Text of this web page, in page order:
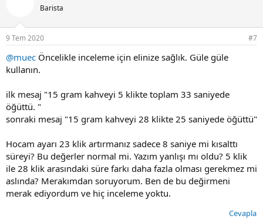
Barista
9 Tem 2020 #7
@muec Öncelikle inceleme için elinize sağlık. Güle güle
kullanın.
ilk mesaj "15 gram kahveyi 5 klikte toplam 33 saniyede
öğüttü. "
sonraki mesaj "15 gram kahveyi 28 klikte 25 saniyede öğüttü"
Hocam ayarı 23 klik artırmanız sadece 8 saniye mi kısalttı
süreyi? Bu değerler normal mi. Yazım yanlışı mı oldu? 5 klik
ile 28 klik arasındaki süre farkı daha fazla olması gerekmez mi
aslında? Merakımdan soruyorum. Ben de bu değirmeni
merak ediyordum ve hiç inceleme yoktu.
Cevapla